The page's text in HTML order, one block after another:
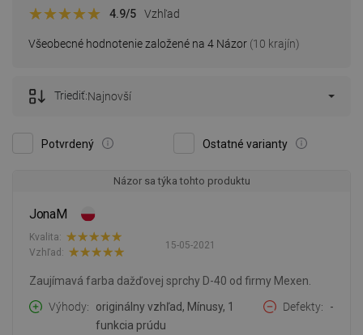
Všeobecné hodnotenie založené na 4 Názor (10 krajín)
4.9/5 Vzhľad
Potvrdený Ostatné varianty
Triediť:Najnovší
Názor sa týka tohto produktu
JonaM
15-05-2021
Kvalita:
Vzhľad:
Zaujímavá farba dažďovej sprchy D-40 od firmy Mexen.
Výhody
originálny vzhľad, Mínusy, 1
funkcia prúdu
Defekty -